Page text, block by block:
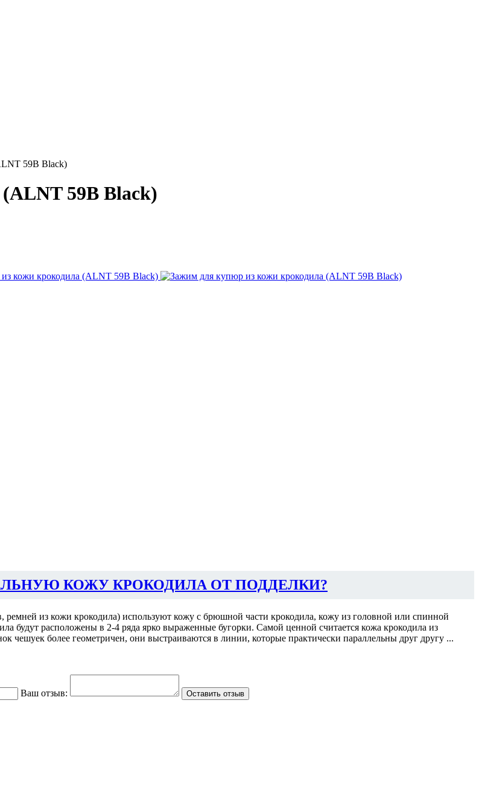
59B Black)
59B Black)
КОЖУ КРОКОДИЛА ОТ ПОДДЕЛКИ?
ремней из кожи крокодила) используют кожу с брюшной части крокодила, кожу из головной или спинной
будут расположены в 2-4 ряда ярко выраженные бугорки. Самой ценной считается кожа крокодила из
чешуек более геометричен, они выстраиваются в линии, которые практически параллельны друг другу ...
Ваш отзыв: Оставить отзыв